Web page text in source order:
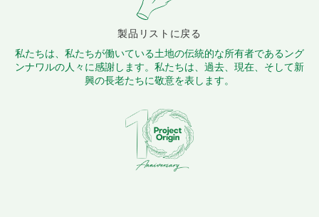
製品リストに戻る
私たちは、私たちが働いている土地の伝統的な所有者であるング
ンナワルの人々に感謝します。私たちは、過去、現在、そして新
興の長老たちに敬意を表します。